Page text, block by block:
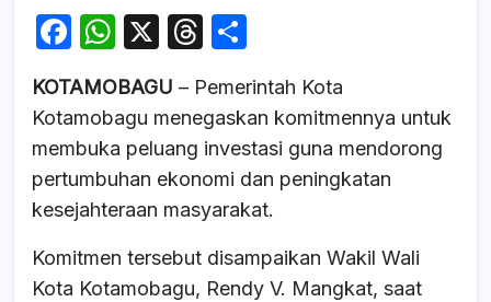
F
c
e
b
o
o
k
W
at
s
A
p
p
X
T
e
a
d
s
ar
e
KOTAMOBAGU – Pemerintah Kota
Kotamobagu menegaskan komitmennya untuk
membuka peluang investasi guna mendorong
pertumbuhan ekonomi dan peningkatan
kesejahteraan masyarakat.
Komitmen tersebut disampaikan Wakil Wali
Kota Kotamobagu, Rendy V. Mangkat, saat